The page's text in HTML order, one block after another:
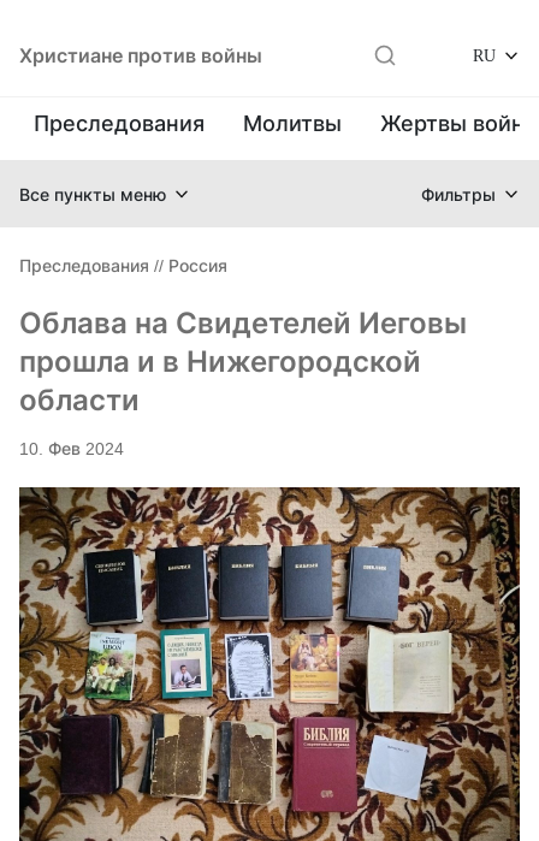
Христиане против войны RU
Преследования Молитвы Жертвы
Все пункты меню Фильтры
Преследования // Россия
Облава на Свидетелей Иеговы
прошла и в Нижегородской
области
10. Фев 2024